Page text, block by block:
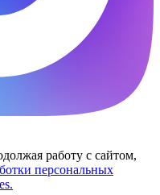
работу с сайтом,
персональных